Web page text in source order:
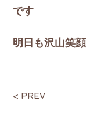
です
明日も沢山笑
< PREV